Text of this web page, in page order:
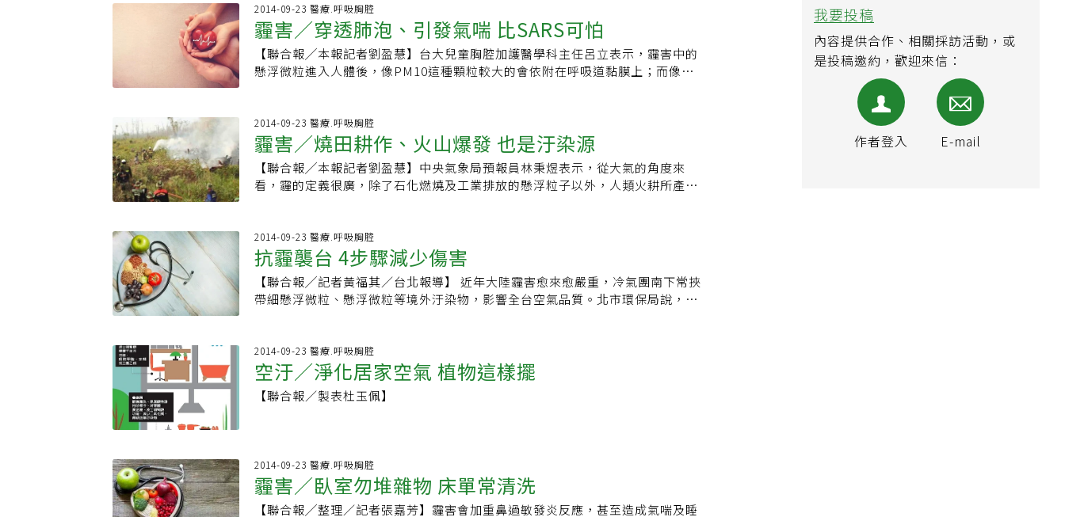
我要投稿
內容提供合作、相關採訪活動，或
是投稿邀約，歡迎來信：
作者登入 E-mail
案例，發現走路通勤者每立方公尺暴露細懸浮微粒濃度為四十二點一微克，高居
第一名；其他依序為自行開車和搭乘公車；捷運位於地底，乘客暴露濃度為廿二
點三微克，接觸到的空汙最少。研究未納入騎機車和單車者，但推估暴露程度和
走路通勤者相當。莊凱任也分析受測者的心跳速率下降幅度，發現走路者所暴露
用於台北地區，無法應用於全台，但並不是鼓勵民眾少走、少運動，而是建議民
眾避開空汙嚴重的時段和環境。楊振昌呼籲，民眾搭乘大眾運輸工具，減少汽機
車使用，車子定期保養，空氣品質需要大家維持。
低，還會危害動物的呼吸道，所以稱為「霾害」。他說，北京霾的主要來源是工
業排放的汙染物及石化燃燒物，成分包括二氧化硫、硫酸鹽、硝酸鹽等硫化物，
這些細微顆粒會隨著呼吸累積在肺部中，造成呼吸道疾病。這類細微塵埃、鹽
類，飄浮在空氣中肉眼難以分辨，陽光不充足時，看起來一片白霧霧，而且被光
線照射後會產生散射；在大氣穩定、陽光充足的地下，霾看起來像是空氣中混著
其他的懸浮粒子後，就會變成小圓球，當直徑增加1倍時，面積會擴大4倍，霾害
也越來越明顯；溫度與相對溼度成反比，溫度高時，相度濕度低，懸浮微粒無法
聚合。因此大陸的霾害大多發生在冬季，不然就是晚秋或初春的時候，而且以緯
度高、天氣冷的華北地區為主。劉紹臣指出，凡是有工業汙染的地方，空氣裡都
大陸東岸，空氣不流通、少風，霾在空氣中無法動彈，再加上華北工業區排放工
業汙染物，2千多萬北京人燒煤取暖、開車通勤，自然與人為因素撞在一起，才讓
北京霾在今年大爆發。不然像大陸的江蘇一帶，同樣也是工業區林立，但華南的
天氣不如華北冷，當地人用暖氣的需求也沒那麼大，霾害汙染就不像北京那樣嚴
重。霾害的散播與天氣系統息息相關。他舉例，台灣今年1月不太冷，就是因為大
本九州飄移，造成九州的空氣循環機賣到缺貨。懸浮微粒濃度 雲嘉南最高台灣早
期產業以工業為主，過去不少人認為，台灣的霾害來源是「北交通、南化學」，
環保署環境監測及資訊處處長朱雨其表示，近20年來，台灣的懸浮微粒汙染逐年
北京霾，專家曾測到600微克，台灣空汙最嚴重的南部只有40微克左右。他說，
環保署會分開檢測PM10與PM2.5。根據人口密度與上下風地點設置全自動監測
點，總計全台有76個PM10測站。PM2.5懸浮微粒因危害程度較大，除了設有30
2014-09-23 醫療.呼吸胸腔
霾害／穿透肺泡、引發氣喘 比SARS可怕
【聯合報╱本報記者劉盈慧】台大兒童胸腔加護醫學科主任呂立表示，霾害中的
懸浮微粒進入人體後，像PM10這種顆粒較大的會依附在呼吸道黏膜上；而像
PM10指的是懸浮微粒的粒徑小於10微米，而PM2.5的粒子大小是PM10的1/4，
粒徑約只有頭髮的1/28，非常細微。PM10的懸浮微粒，戴口罩就可以防範，人
體的鼻毛、纖毛也能幫忙過濾，但PM2.5這種特別小的粒子很容意被吸入肺部、
穿透肺泡，一旦進入人體，免疫系統會把懸浮粒子當成外來物，群起攻擊形成發
炎反應，嚴重的會變成氣喘、慢性咳嗽、慢性支氣管發炎等症狀。「霾害比SARS
能徹底防霾。他表示，若只是戴上一般的布口罩因四邊沒有密封，PM2.5的粒子
還是會穿過去，除非是醫療級的Ｎ95口罩則可能防範。他表示，最近也有研究發
現，孕婦若長期接觸PM2.5的懸浮微粒可能會早產，新生兒的體重會比較低、肺
功能較虛弱，日後發生氣喘機率高。目前雖無直接證據顯示霾害會致死，但根據
2014-09-23 醫療.呼吸胸腔
霾害／燒田耕作、火山爆發 也是汙染源
【聯合報╱本報記者劉盈慧】中央氣象局預報員林秉煜表示，從大氣的角度來
看，霾的定義很廣，除了石化燃燒及工業排放的懸浮粒子以外，人類火耕所產生
災難傷害都可稱為霾害」，林秉煜舉例說，像2006年的東南亞霾害，就是印尼的
火耕活動所引起。印尼政府鼓勵民眾栽植椰子與橡膠樹，部分業者為了方便耕
種，會非法放火燒林整地，那年的氣候很乾燥，火勢一發不可收拾，山林燃燒時
所產生的煙霧，隨著氣流擴散，飄散到鄰近的新加坡、馬來西亞等國家。他說，
東南亞霾害當時造成了許多班機延誤或取消，各國政府紛紛施行人造雨，有的還
2014-09-23 醫療.呼吸胸腔
抗霾襲台 4步驟減少傷害
【聯合報╱記者黃福其／台北報導】 近年大陸霾害愈來愈嚴重，冷氣團南下常挾
帶細懸浮微粒、懸浮微粒等境外汙染物，影響全台空氣品質。北市環保局說，霾
期影響生態環境、危害人體呼吸道健康，務必謹慎。他說，抗霾四步驟第一是
「避免出門少開窗」。空氣品質不良時，避免出門是最有效的做法，尤其須避免
戶外活動加速心肺運動，擴大細懸浮微粒影響呼吸系統；另為避免戶外霾害進入
房內，也要關閉門窗，尤其下風處門窗。第二步是「正確戴口罩」，若須外出，
空氣清淨機可去除室內空氣中的汙染物，針對懸浮微粒等汙染物又以高效率空氣
微粒過濾材的機型最有效，去除細懸浮微粒的效率可達99.7％以上。空氣清淨機
是強制性檢驗商品，種類多且價差大，選購要應注意有無標檢局「商品安全標
2014-09-23 醫療.呼吸胸腔
空汙／淨化居家空氣 植物這樣擺
【聯合報／製表杜玉佩】
2014-09-23 醫療.呼吸胸腔
霾害／臥室勿堆雜物 床單常清洗
【聯合報╱整理／記者張嘉芳】霾害會加重鼻過敏發炎反應，甚至造成氣喘及睡